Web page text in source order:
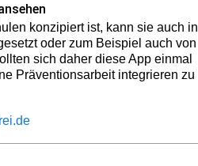
konzipiert ist, kann sie auch in
oder zum Beispiel auch von
sich daher diese App einmal
Präventionsarbeit integrieren zu